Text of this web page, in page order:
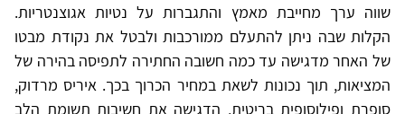
שווה ערך מחייבת מאמץ והתגברות על נטיות אגוצנטריות.
הקלות שבה ניתן להתעלם ממורכבות ולבטל את נקודת מבטו
של האחר מדגישה עד כמה חשובה החתירה לתפיסה בהירה של
המציאות, תוך נכונות לשאת במחיר הכרוך בכך. איריס מרדוק,
סופרת ופילוסופית בריטית, הדגישה את חשיבות תשומת הלב